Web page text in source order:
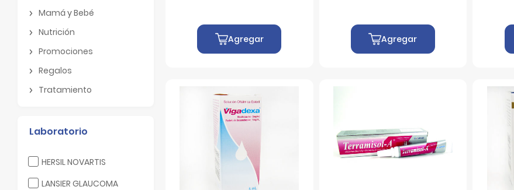
Mamá y Bebé
Nutrición
Promociones
Regalos
Tratamiento
Laboratorio
HERSIL NOVARTIS
Filtrar por Laboratorio: HERSIL NOVARTIS
LANSIER GLAUCOMA
Filtrar por Laboratorio: LANSIER GLAUCOMA
Agregar Agregar